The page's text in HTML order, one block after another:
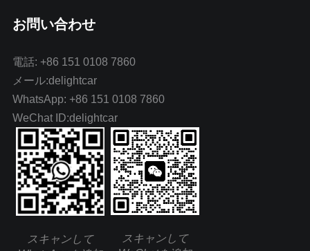
お問い合わせ
電話: +86 151 0108 7860
メール:delightcar
WhatsApp: +86 151 0108 7860
WeChat ID:delightcar
スキャンして
スキャンして